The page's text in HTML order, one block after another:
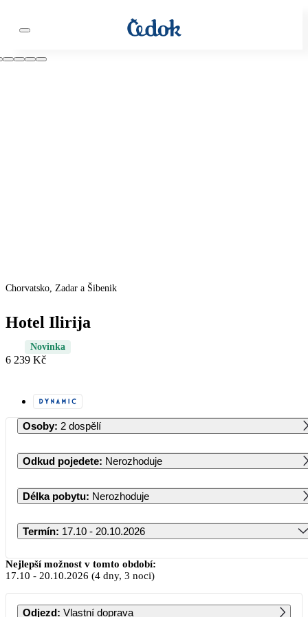
Chorvatsko, Zadar a Šibenik
Hotel Ilirija
Novinka
6 239 Kč
Osoby: 2 dospělí
Odkud pojedete: Nerozhoduje
Délka pobytu: Nerozhoduje
Termín: 17.10 - 20.10.2026
Říjen 2026
PO ÚT ST ČT PÁ SO NE
Nejlepší možnost v tomto období:
17.10 - 20.10.2026 (4 dny, 3 noci)
Odjezd: Vlastní doprava